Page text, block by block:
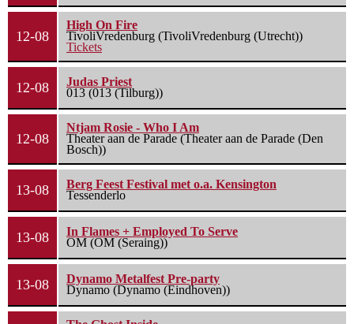
12-08
High On Fire
TivoliVredenburg (TivoliVredenburg (Utrecht))
Tickets
12-08
Judas Priest
013 (013 (Tilburg))
12-08
Ntjam Rosie - Who I Am
Theater aan de Parade (Theater aan de Parade (Den
Bosch))
13-08
Berg Feest Festival met o.a. Kensington
Tessenderlo
13-08
In Flames + Employed To Serve
OM (OM (Seraing))
13-08
Dynamo Metalfest Pre-party
Dynamo (Dynamo (Eindhoven))